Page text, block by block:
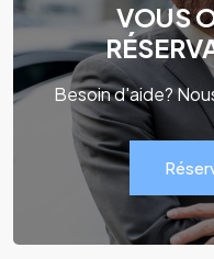
VOUS
Besoin d'aide?